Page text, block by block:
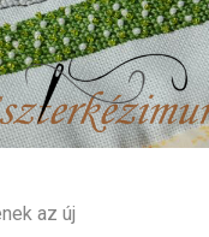
az új